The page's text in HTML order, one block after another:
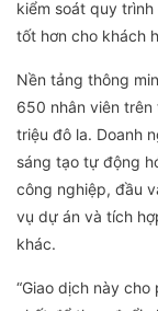
kiểm soát quy
tốt hơn cho khách
Nền tảng thông
650 nhân viên trên
triệu đô la. Doanh
sáng tạo tự động
công nghiệp, đầu
vụ dự án và tích
khác.
“Giao dịch này